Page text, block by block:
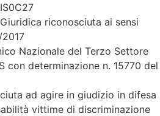
riconosciuta ai sensi
Nazionale del Terzo Settore
con determinazione n. 15770 del
ad agire in giudizio in difesa
vittime di discriminazione